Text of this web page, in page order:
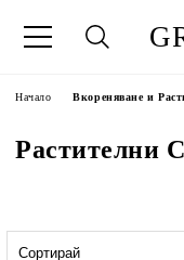
Начало Вкореняване и
Растителни